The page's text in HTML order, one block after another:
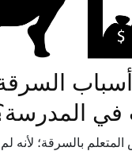
في
بالسرقة؛ لأنه لم